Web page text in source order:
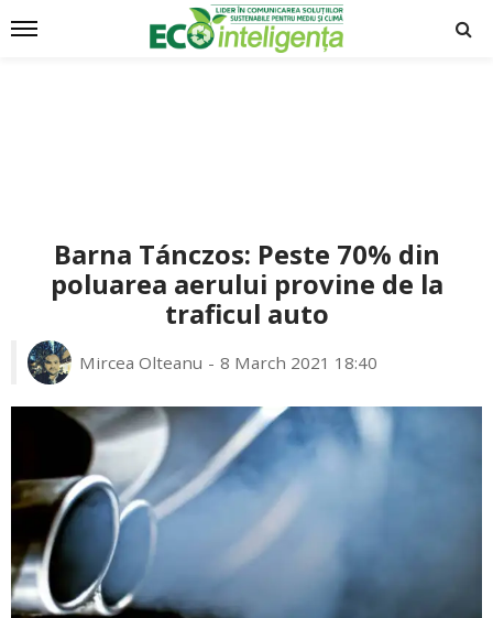
Barna Tánczos: Peste 70% din
poluarea aerului provine de la
traficul auto
Mircea Olteanu 8 March 2021 18:40